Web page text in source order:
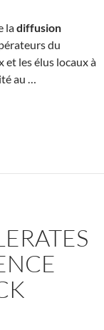
ladiffusion
du
et les élus locaux à
au …